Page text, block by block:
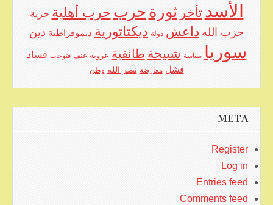
الأسد تأخر ثورة حرب حرب أهلية حرية
حزب الله داعش دولة ديكتاتورية ديموقراطية دين
سوريا سياسة شبيحة طائفية عروبة عنف فتوحات فساد
فشل معارضة نصر الله وطن
META
Register
Log in
Entries feed
Comments feed